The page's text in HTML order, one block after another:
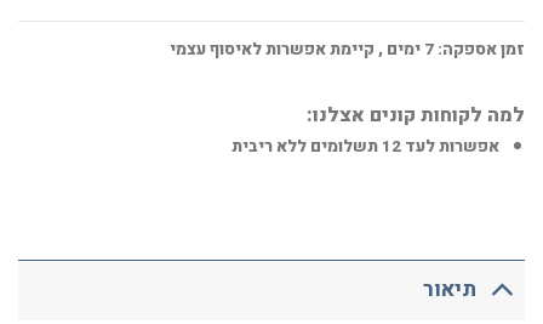
זמן אספקה: 7 ימים , קיימת אפשרות לאיסוף עצמי
למה לקוחות קונים אצלנו:
אפשרות לעד 12 תשלומים ללא ריבית
תיאור